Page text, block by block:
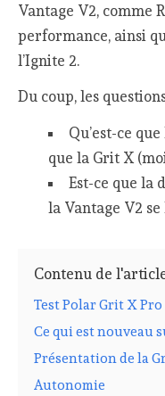
Vantage V2, comme
performance, ainsi
l’Ignite 2.
Du coup, les
Qu’est-ce
que la Grit X
Est-ce que la
la Vantage V2
Contenu de
Test Polar Grit X
Ce qui est nouveau
Présentation de la
Autonomie